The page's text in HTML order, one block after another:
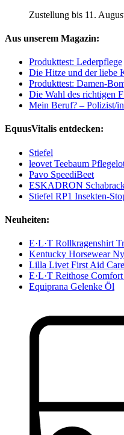
Zustellung bis 11.
Aus unserem Magazin:
Produkttest: Lederpflege
Die Hitze und der liebe
Produkttest: Damen-
Die Wahl des richtigen
Mein Beruf? – Polizist/
EquusVitalis entdecken:
Stiefel
leovet Teebaum
Pavo SpeediBeet
ESKADRON
Stiefel RP1 Insekten-
Neuheiten:
E·L·T Rollkragenshirt
Kentucky Horsewear
Lilla Livet First Aid
E·L·T Reithose
Equiprana Gelenke Öl